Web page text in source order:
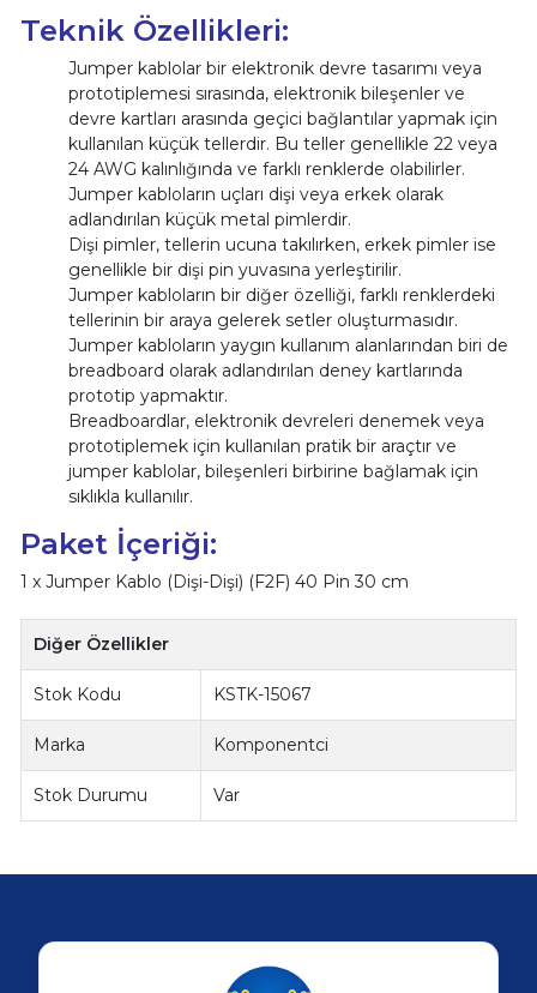
Teknik Özellikleri:
Jumper kablolar bir elektronik devre tasarımı veya
prototiplemesi sırasında, elektronik bileşenler ve
devre kartları arasında geçici bağlantılar yapmak için
kullanılan küçük tellerdir. Bu teller genellikle 22 veya
24 AWG kalınlığında ve farklı renklerde olabilirler.
Jumper kabloların uçları dişi veya erkek olarak
adlandırılan küçük metal pimlerdir.
Dişi pimler, tellerin ucuna takılırken, erkek pimler ise
genellikle bir dişi pin yuvasına yerleştirilir.
Jumper kabloların bir diğer özelliği, farklı renklerdeki
tellerinin bir araya gelerek setler oluşturmasıdır.
Jumper kabloların yaygın kullanım alanlarından biri de
breadboard olarak adlandırılan deney kartlarında
prototip yapmaktır.
Breadboardlar, elektronik devreleri denemek veya
prototiplemek için kullanılan pratik bir araçtır ve
jumper kablolar, bileşenleri birbirine bağlamak için
sıklıkla kullanılır.
Paket İçeriği:
1 x Jumper Kablo (Dişi-Dişi) (F2F) 40 Pin 30 cm
Diğer Özellikler
Stok Kodu KSTK-15067
Marka Komponentci
Stok Durumu Var